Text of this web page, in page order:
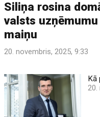
Siliņa rosina
valsts
maiņu
20. novembris, 2025, 9:33
Kā
20.